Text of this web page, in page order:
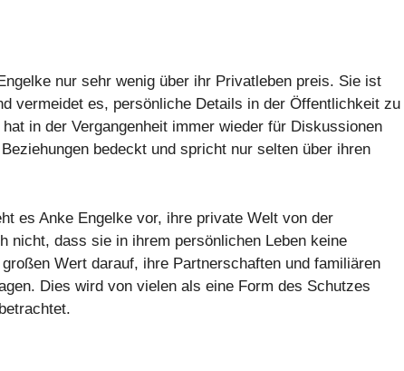
nur sehr wenig über ihr Privatleben preis. Sie ist
vermeidet es, persönliche Details in der Öffentlichkeit zu
in der Vergangenheit immer wieder für Diskussionen
bedeckt und spricht nur selten über ihren
es Anke Engelke vor, ihre private Welt von der
nicht, dass sie in ihrem persönlichen Leben keine
Wert darauf, ihre Partnerschaften und familiären
Dies wird von vielen als eine Form des Schutzes